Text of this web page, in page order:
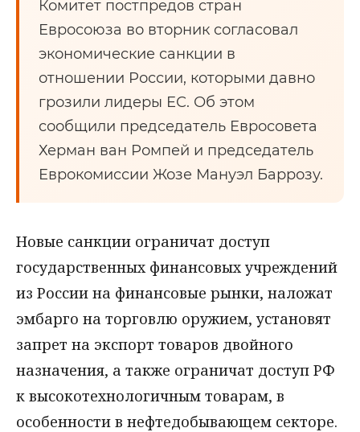
Комитет постпредов стран
Евросоюза во вторник согласовал
экономические санкции в
отношении России, которыми давно
грозили лидеры ЕС. Об этом
сообщили председатель Евросовета
Херман ван Ромпей и председатель
Еврокомиссии Жозе Мануэл Баррозу.
Новые санкции ограничат доступ
государственных финансовых учреждений
из России на финансовые рынки, наложат
эмбарго на торговлю оружием, установят
запрет на экспорт товаров двойного
назначения, а также ограничат доступ РФ
к высокотехнологичным товарам, в
особенности в нефтедобывающем секторе.